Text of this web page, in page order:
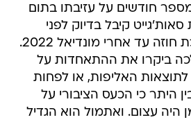
חודשים על עזיבתו בתום
קיבל בדיוק לפני
שמינית הגמר הארכת חוזה עד אחרי מונדיאל 2022.
ביקרו את ההתאחדות על
לתוצאות האליפות, או לפחות
היתר כי הכעס הציבורי על
עצום. ואתמול הוא הגדיל